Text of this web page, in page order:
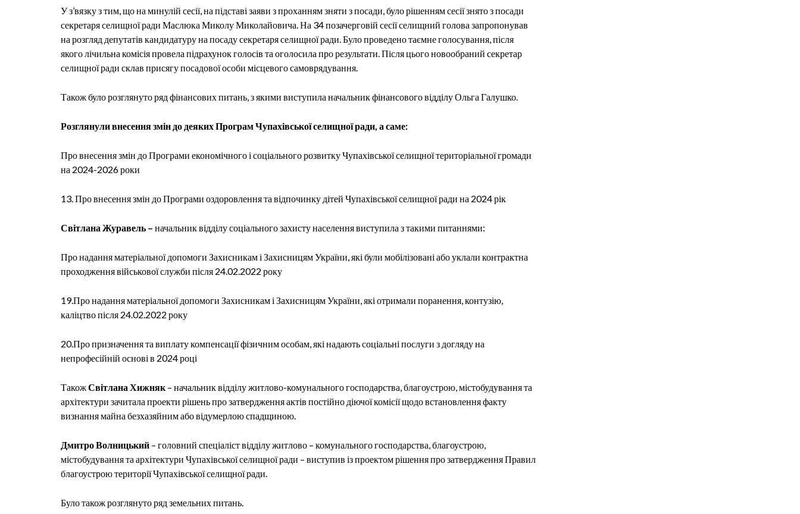
У з’вязку з тим, що на минулій сесії, на підставі заяви з проханням зняти з посади, було рішенням сесії знято з посади
секретаря селищної ради Маслюка Миколу Миколайовича. На 34 позачерговій сесії селищний голова запропонував
на розгляд депутатів кандидатуру на посаду секретаря селищної ради. Було проведено таємне голосування, після
якого лічильна комісія провела підрахунок голосів та оголосила про результати. Після цього новообраний секретар
селищної ради склав присягупосадової особи місцевого самоврядування.
Також було розглянуто ряд фінансових питань, з якими виступила начальник фінансового відділу Ольга Галушко.
Розглянули внесення змін до деяких Програм Чупахівської селищної ради, а саме:
Про внесення змін доПрограми економічного і соціального розвитку Чупахівської селищноїтериторіальної громади
на 2024-2026 роки
13. Про внесення змін доПрограми оздоровлення та відпочинку дітей Чупахівської селищної ради на 2024 рік
Світлана Журавель – начальник відділу соціального захисту населення виступила з такими питаннями:
Про надання матеріальної допомоги Захисникам і Захисницям України,які були мобілізовані або уклали контрактна
проходження військової служби після 24.02.2022 року
19.Про надання матеріальної допомоги Захисникам і Захисницям України, які отримали поранення, контузію,
каліцтво після 24.02.2022 року
20.Про призначення та виплату компенсації фізичним особам, які надають соціальні послуги з догляду на
непрофесійній основі в 2024 році
ТакожСвітлана Хижняк – начальник відділу житлово-комунального господарства, благоустрою, містобудування та
архітектури зачитала проекти рішеньпро затвердження актів постійно діючої комісії щодо встановлення факту
визнання майна безхазяйним або відумерлою спадщиною.
Дмитро Волницький – головний спеціаліст відділу житлово – комунального господарства, благоустрою,
містобудування та архітектури Чупахівської селищної ради – виступив із проектом рішення прозатвердження Правил
благоустрою території Чупахівської селищної ради.
Було також розглянуто ряд земельних питань.